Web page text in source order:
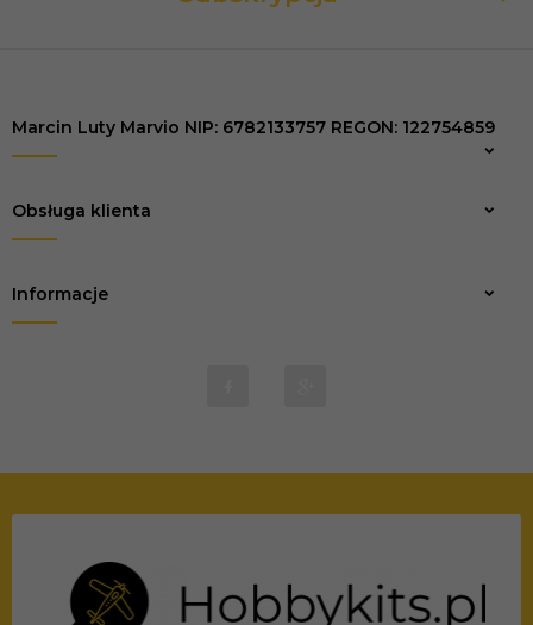
Marcin Luty Marvio NIP: 6782133757 REGON: 122754859
biuro@marvio-rc.pl
Obsługa klienta
Informacje